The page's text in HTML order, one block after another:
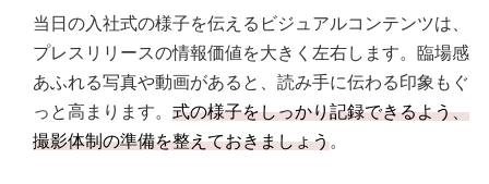
当日の入社式の様子を伝えるビジュアルコンテンツは、
プレスリリースの情報価値を大きく左右します。臨場感
あふれる写真や動画があると、読み手に伝わる印象もぐ
っと高まります。 式の様子をしっかり記録できるよう、
撮影体制の準備を整えておきましょう。